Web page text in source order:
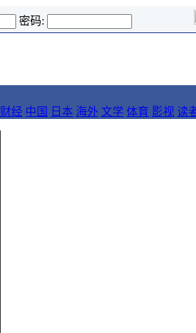
密码:
财经 中国 日本 海外 文学 体育 影视 读